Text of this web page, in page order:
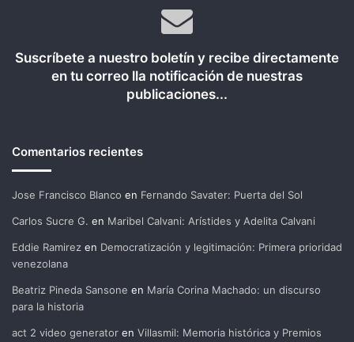
Suscríbete a nuestro boletín y recibe directamente
en tu correo lla notificación de nuestras
publicaciones...
Comentarios recientes
Jose Francisco Blanco en Fernando Savater: Puerta del Sol
Carlos Sucre G. en Maribel Calvani: Arístides y Adelita Calvani
Eddie Ramirez en Democratización y legitimación: Primera prioridad
venezolana
Beatriz Pineda Sansone en María Corina Machado: un discurso
para la historia
act 2 video generator en Villasmil: Memoria histórica y Premios